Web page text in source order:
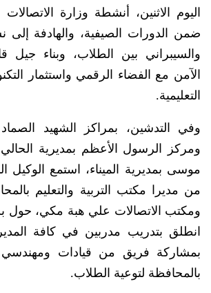
اليوم الاثنين، أنشطة وزارة
ضمن الدورات الصيفية، والهادفة إلى
والسيبراني بين الطلاب، وبناء جيل
الآمن مع الفضاء الرقمي واستثمار
التعليمية.
وفي التدشين، بمراكز الشهيد
ومركز الرسول الأعظم بمديرية
موسى بمديرية الميناء، استمع
من مديرا مكتب التربية والتعليم
ومكتب الاتصالات علي هبة مكي، حول
انطلق بتدريب مدربين في كافة
بمشاركة فريق من قيادات ومهندسي
بالمحافظة لتوعية الطلاب.